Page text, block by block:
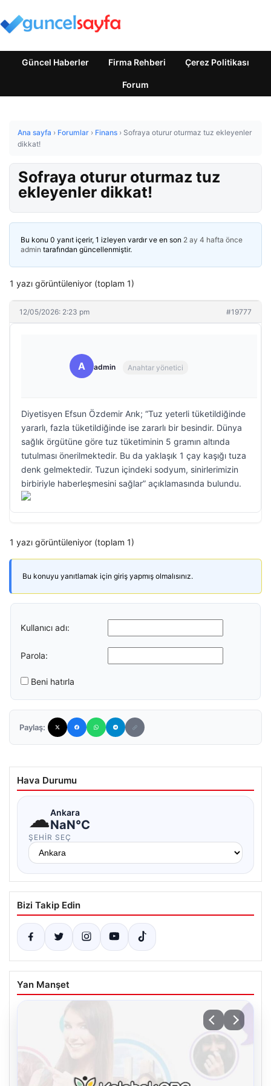
Güncel Haberler Firma Rehberi Çerez Politikası
Forum
Ana sayfa › Forumlar › Finans › Sofraya oturur oturmaz tuz ekleyenler
dikkat!
Sofraya oturur oturmaz tuz
ekleyenler dikkat!
Bu konu 0 yanıt içerir, 1 izleyen vardır ve en son 2 ay 4 hafta önce
admin tarafından güncellenmiştir.
1 yazı görüntüleniyor (toplam 1)
12/05/2026: 2:23 pm #19777
A admin Anahtar yönetici
Diyetisyen Efsun Özdemir Arık; “Tuz yeterli tüketildiğinde
yararlı, fazla tüketildiğinde ise zararlı bir besindir. Dünya
sağlık örgütüne göre tuz tüketiminin 5 gramın altında
tutulması önerilmektedir. Bu da yaklaşık 1 çay kaşığı tuza
denk gelmektedir. Tuzun içindeki sodyum, sinirlerimizin
birbiriyle haberleşmesini sağlar” açıklamasında bulundu.
1 yazı görüntüleniyor (toplam 1)
Bu konuyu yanıtlamak için giriş yapmış olmalısınız.
Kullanıcı adı:
Parola:
Beni hatırla
Paylaş:
Hava Durumu
☁Ankara
NaN°C
ŞEHIR SEÇ
Bizi Takip Edin
Yan Manşet